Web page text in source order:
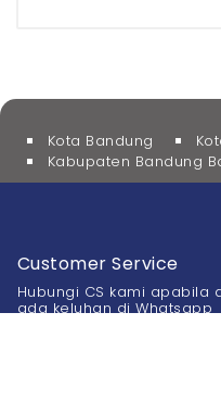
Kota Bandung
Kabupaten Bandung
Customer Service
Hubungi CS kami
ada keluhan di Whatsapp